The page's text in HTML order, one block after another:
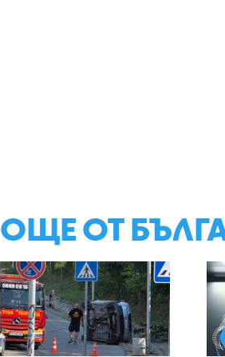
ОЩЕ ОТ